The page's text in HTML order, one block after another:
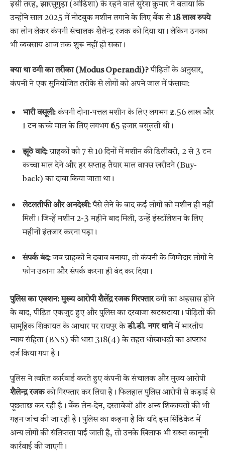
इसी तरह, झारसुगुड़ा (ओडिशा) के रहने वाले सुरेश कुमार ने बताया कि
उन्होंने साल 2025 में नोटबुक मशीन लगाने के लिए बैंक से18 लाख रुपये
का लोन लेकर कंपनी संचालक शैलेन्द्र रजक को दिया था। लेकिन उनका
भी व्यवसाय आज तक शुरू नहीं हो सका।
क्या था ठगी का तरीका (Modus Operandi)?पीड़ितों के अनुसार,
कंपनी ने एक सुनियोजित तरीके से लोगों को अपने जाल में फंसाया:
भारी वसूली:कंपनी दोना-पत्तल मशीन के लिए लगभग ₹2.56 लाख और
1 टन कच्चे माल के लिए लगभग ₹65 हजार वसूलती थी।
झूठे वादे:ग्राहकों को 7 से 10 दिनों में मशीन की डिलीवरी, 2 से 3 टन
कच्चा माल देने और हर सप्ताह तैयार माल वापस खरीदने (Buy-
back) का दावा किया जाता था।
लेटलतीफी और अनदेखी:पैसे लेने के बाद कई लोगों को मशीन ही नहीं
मिली। जिन्हें मशीन 2-3 महीने बाद मिली, उन्हें इंस्टॉलेशन के लिए
महीनों इंतजार करना पड़ा।
संपर्क बंद:जब ग्राहकों ने दबाव बनाया, तो कंपनी के जिम्मेदार लोगों ने
फोन उठाना और संपर्क करना ही बंद कर दिया।
पुलिस का एक्शन: मुख्य आरोपी शैलेंद्र रजक गिरफ्तारठगी का अहसास होने
के बाद, पीड़ित एकजुट हुए और पुलिस का दरवाजा खटखटाया। पीड़ितों की
सामूहिक शिकायत के आधार पर रायपुर केडी.डी. नगर थानेमें भारतीय
न्याय संहिता (BNS) की धारा 318(4) के तहत धोखाधड़ी का अपराध
दर्ज किया गया है।
पुलिस ने त्वरित कार्रवाई करते हुए कंपनी के संचालक और मुख्य आरोपी
शैलेन्द्र रजकको गिरफ्तार कर लिया है। फिलहाल पुलिस आरोपी से कड़ाई से
पूछताछ कर रही है। बैंक लेन-देन, दस्तावेजों और अन्य शिकायतों की भी
गहन जांच की जा रही है। पुलिस का कहना है कि यदि इस सिंडिकेट में
अन्य लोगों की संलिप्तता पाई जाती है, तो उनके खिलाफ भी सख्त कानूनी
कार्रवाई की जाएगी।